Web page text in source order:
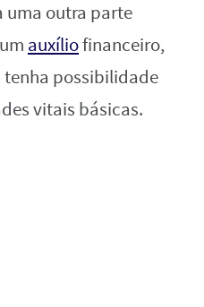
uma outra parte
auxíliofinanceiro,
tenha possibilidade
vitais básicas.